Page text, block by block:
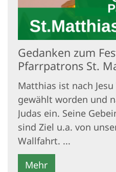
Gedanken zum
Pfarrpatrons St.
Matthias ist nach
gewählt worden und
Judas ein. Seine
sind Ziel u.a. von
Wallfahrt. ...
Mehr